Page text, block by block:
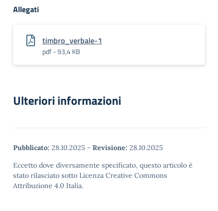
Allegati
timbro_verbale-1
pdf - 93,4 KB
Ulteriori informazioni
Pubblicato: 28.10.2025 - Revisione: 28.10.2025
Eccetto dove diversamente specificato, questo articolo è
stato rilasciato sotto Licenza Creative Commons
Attribuzione 4.0 Italia.